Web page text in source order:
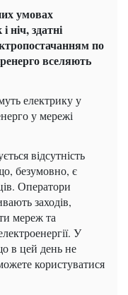
умовах
ніч, здатні
по
вселяють
електрику у
у мережі
відсутність
безумовно, є
Оператори
заходів,
мереж та
У
в цей день не
користуватися